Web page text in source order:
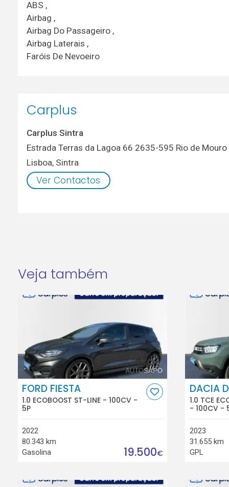
ABS ,
Airbag ,
Airbag Do Passageiro ,
Airbag Laterais ,
Faróis De Nevoeiro
Carplus
Carplus Sintra
Estrada Terras da Lagoa 66 2635-595 Rio de Mouro
Lisboa, Sintra
Ver Contactos
Veja também
FORD FIESTA
1.0 ECOBOOST ST-LINE - 100CV -
5P
2022
80.343 km
Gasolina
19.500€
DACIA
1.0 TCE
- 100CV -
2023
31.655 km
GPL